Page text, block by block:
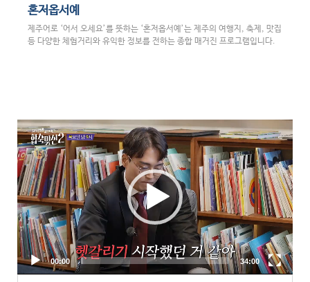
혼저옵서예
제주어로 ‘어서 오세요’를 뜻하는 ‘혼저옵서예’는 제주의 여행지, 축제, 맛집
등 다양한 체험거리와 유익한 정보를 전하는 종합 매거진 프로그램입니다.